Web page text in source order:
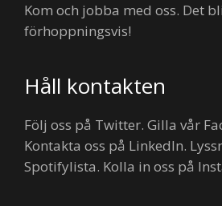
Kom och jobba med oss. Det
förhoppningsvis!
Håll kontakten
Följ oss på Twitter. Gilla vår
Kontakta oss på LinkedIn.
Spotifylista. Kolla in oss på